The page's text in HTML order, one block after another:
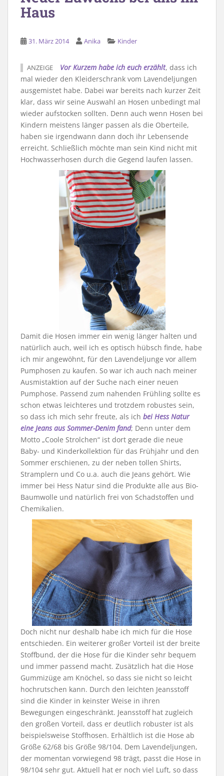
Haus
31. März 2014 Anika Kinder
ANZEIGE Vor Kurzem habe ich euch erzählt, dass ich
mal wieder den Kleiderschrank vom Lavendeljungen
ausgemistet habe. Dabei war bereits nach kurzer Zeit
klar, dass wir seine Auswahl an Hosen unbedingt mal
wieder aufstocken sollten. Denn auch wenn Hosen bei
Kindern meistens länger passen als die Oberteile,
haben sie irgendwann dann doch ihr Lebensende
erreicht. Schließlich möchte man sein Kind nicht mit
Hochwasserhosen durch die Gegend laufen lassen.
Damit die Hosen immer ein wenig länger halten und
natürlich auch, weil ich es optisch hübsch finde, habe
ich mir angewöhnt, für den Lavendeljunge vor allem
Pumphosen zu kaufen. So war ich auch nach meiner
Ausmistaktion auf der Suche nach einer neuen
Pumphose. Passend zum nahenden Frühling sollte es
schon etwas leichteres und trotzdem robustes sein,
so dass ich mich sehr freute, als ich bei Hess Natur
eine Jeans aus Sommer-Denim fand; Denn unter dem
Motto „Coole Strolchen“ ist dort gerade die neue
Baby- und Kinderkollektion für das Frühjahr und den
Sommer erschienen, zu der neben tollen Shirts,
Stramplern und Co u.a. auch die Jeans gehört. Wie
immer bei Hess Natur sind die Produkte alle aus Bio-
Baumwolle und natürlich frei von Schadstoffen und
Chemikalien.
Doch nicht nur deshalb habe ich mich für die Hose
entschieden. Ein weiterer großer Vorteil ist der breite
Stoffbund, der die Hose für die Kinder sehr bequem
und immer passend macht. Zusätzlich hat die Hose
Gummizüge am Knöchel, so dass sie nicht so leicht
hochrutschen kann. Durch den leichten Jeansstoff
sind die Kinder in keinster Weise in ihren
Bewegungen eingeschränkt. Jeansstoff hat zugleich
den großen Vorteil, dass er deutlich robuster ist als
beispielsweise Stoffhosen. Erhältlich ist die Hose ab
Größe 62/68 bis Größe 98/104. Dem Lavendeljungen,
der momentan vorwiegend 98 trägt, passt die Hose in
98/104 sehr gut. Aktuell hat er noch viel Luft, so dass